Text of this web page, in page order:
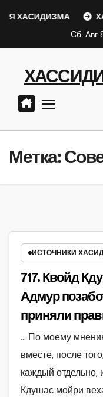
ХАСИДИЗМА
Сб. Авг
Метка:
ИСТОЧНИКИ
717. Квойд
Адмур
приняли
… По моему
вместе, после
каждый отдельно,
Кдушас мойри